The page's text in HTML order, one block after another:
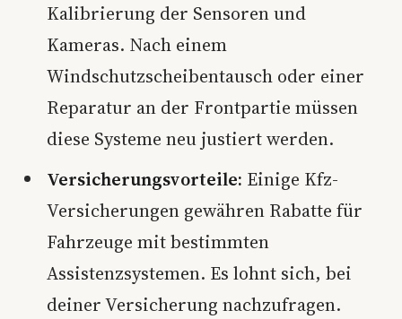
Kalibrierung der Sensoren und
Kameras. Nach einem
Windschutzscheibentausch oder einer
Reparatur an der Frontpartie müssen
diese Systeme neu justiert werden.
Versicherungsvorteile: Einige Kfz-
Versicherungen gewähren Rabatte für
Fahrzeuge mit bestimmten
Assistenzsystemen. Es lohnt sich, bei
deiner Versicherung nachzufragen.